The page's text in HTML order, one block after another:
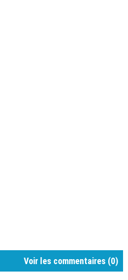
Voir les commentaires (0)